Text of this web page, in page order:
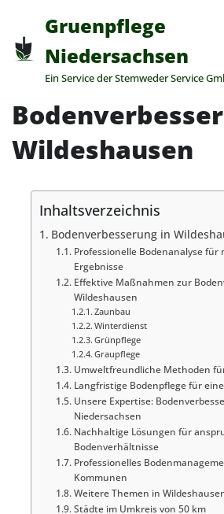
Zum
Inhalt
springen
Gruenpflege
Niedersachsen
Ein Service der Stemweder Service
Wildeshausen
Inhaltsverzeichnis
Bodenverbesserung in
Professionelle Bodenanalyse für
Ergebnisse
Effektive Maßnahmen zur
Wildeshausen
Zaunbau
Winterdienst
Grünpflege
Graupflege
Umweltfreundliche Methoden
Langfristige Bodenpflege für
Unsere Expertise:
Niedersachsen
Nachhaltige Lösungen für
Bodenverhältnisse
Professionelles
Kommunen
Weitere Themen in
Städte im Umkreis von 50 km